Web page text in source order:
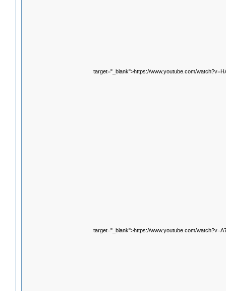
target="_blank">https://www.youtube.com/
target="_blank">https://www.youtube.com/